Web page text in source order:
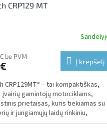
CRP129 MT
be PVM
Į krepšelį
CRP129MT“ – tai kompaktiškas,
gamintojų motociklams,
prietaisas, kuris tiekiamas su
ir jungiamųjų laidų rinkiniu,